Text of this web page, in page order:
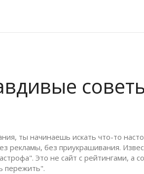
ты начинаешь искать что-то
рекламы, без приукрашивания.
Это не сайт с рейтингами, а
пережить".